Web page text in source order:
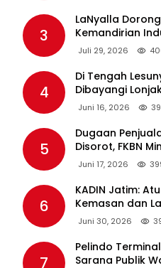
3
LaNyalla
Kemandirian
Lewat PT PAL
Juli 29, 2026
4
Di Tengah
Dibayangi
Juni 16, 2026
5
Dugaan
Disorot, FKBN
Pendidikan
Juni 17, 2026
6
KADIN Jatim:
Kemasan dan
Tambahan
Tembakau
Juni 30, 2026
7
Pelindo
Sarana Publik